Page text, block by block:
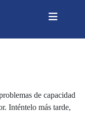
de capacidad
Inténtelo más tarde,